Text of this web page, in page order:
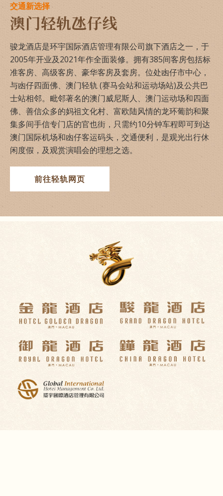
交通新选择
澳门轻轨氹仔线
骏龙酒店是环宇国际酒店管理有限公司旗下酒店之一，于
2005年开业及2021年作全面装修。拥有385间客房包括标
准客房、高级客房、豪华客房及套房。位处凼仔市中心，
与凼仔四面佛、澳门轻轨 (赛马会站和运动场站)及公共巴
士站相邻。毗邻著名的澳门威尼斯人、澳门运动场和四面
佛、善信众多的妈祖文化村、富欧陆风情的龙环葡韵和聚
集多间手信专门店的官也街，只需约10分钟车程即可到达
澳门国际机场和凼仔客运码头，交通便利，是观光出行休
闲度假，及观赏演唱会的理想之选。
前往轻轨网页